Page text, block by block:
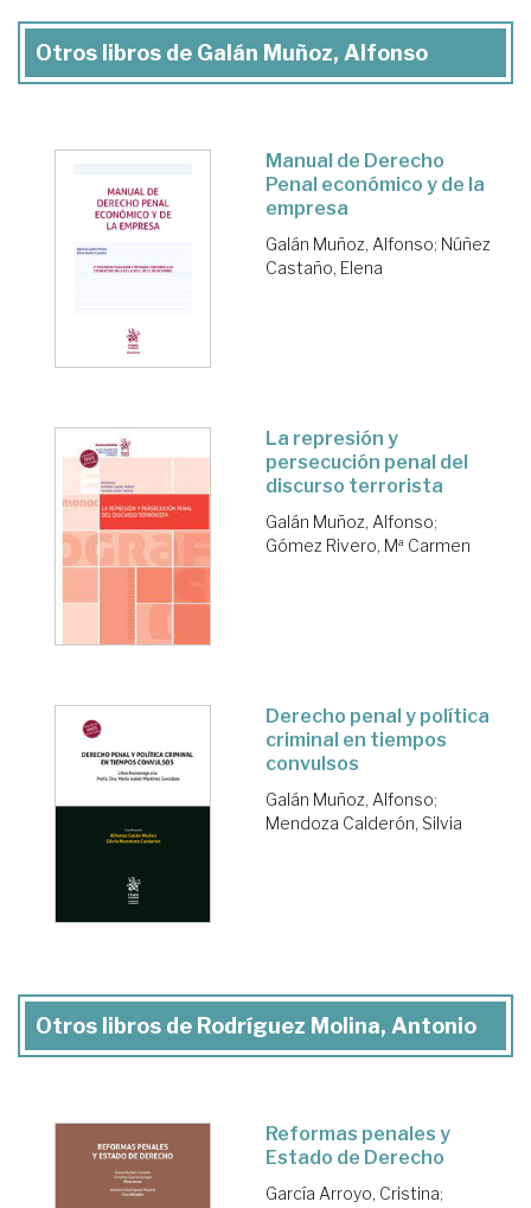
Otros libros de Galán Muñoz, Alfonso
Manual de Derecho
Penal económico y de la
empresa
Galán Muñoz, Alfonso; Núñez
Castaño, Elena
La represión y
persecución penal del
discurso terrorista
Galán Muñoz, Alfonso;
Gómez Rivero, Mª Carmen
Derecho penal y política
criminal en tiempos
convulsos
Galán Muñoz, Alfonso;
Mendoza Calderón, Silvia
Otros libros de Rodríguez Molina, Antonio
Reformas penales y
Estado de Derecho
García Arroyo, Cristina;